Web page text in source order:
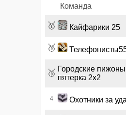
Команда
🥇 Кайфарики 25
🥈
🥉 Городские пижоны
пятерка 2х2
4 Охотники за